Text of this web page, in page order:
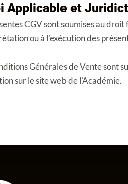
Applicable et
CGV sont soumises au
ou à l'exécution des
Générales de Vente sont
sur le site web de l'Académie.